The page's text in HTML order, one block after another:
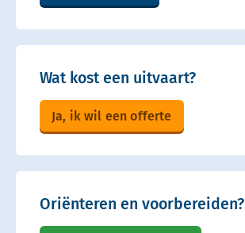
Wat kost een uitvaart?
Ja, ik wil een offerte
Oriënteren en voorbereiden?